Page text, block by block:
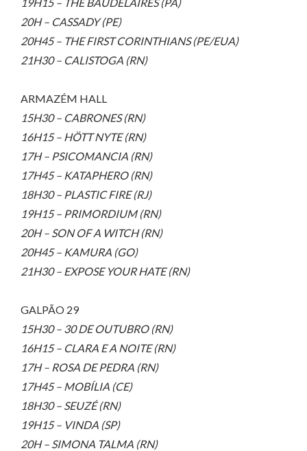
20H – CASSADY (PE)
20H45 – THE FIRST CORINTHIANS (PE/EUA)
21H30 – CALISTOGA (RN)
ARMAZÉM HALL
15H30 – CABRONES (RN)
16H15 – HÖTT NYTE (RN)
17H – PSICOMANCIA (RN)
17H45 – KATAPHERO (RN)
18H30 – PLASTIC FIRE (RJ)
19H15 – PRIMORDIUM (RN)
20H – SON OF A WITCH (RN)
20H45 – KAMURA (GO)
21H30 – EXPOSE YOUR HATE (RN)
GALPÃO 29
15H30 – 30 DE OUTUBRO (RN)
16H15 – CLARA E A NOITE (RN)
17H – ROSA DE PEDRA (RN)
17H45 – MOBÍLIA (CE)
18H30 – SEUZÉ (RN)
19H15 – VINDA (SP)
20H – SIMONA TALMA (RN)